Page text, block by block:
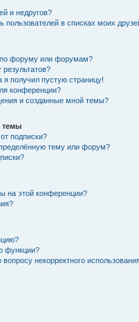
и недругов?
пользователей в списках моих
по форуму или форумам?
я получил пустую страницу!
конференции?
и созданные мной темы?
темы
подписки?
тему или форум?
на этой конференции?
функции?
некорректного